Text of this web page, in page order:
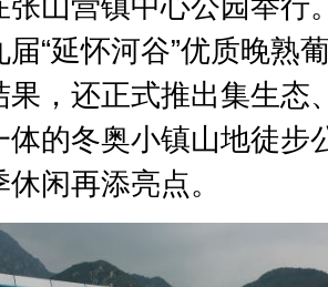
张山营镇中心公园举行
“延怀河谷”优质晚熟
果，还正式推出集生态
体的冬奥小镇山地徒步
闲再添亮点。